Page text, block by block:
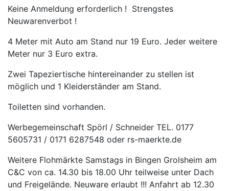
Keine Anmeldung erforderlich ! Strengstes
Neuwarenverbot !
4 Meter mit Auto am Stand nur 19 Euro. Jeder weitere
Meter nur 3 Euro extra.
Zwei Tapeziertische hintereinander zu stellen ist
möglich und 1 Kleiderständer am Stand.
Toiletten sind vorhanden.
Werbegemeinschaft Spörl / Schneider TEL. 0177
5605731 / 0171 6287548 oder rs-maerkte.de
Weitere Flohmärkte Samstags in Bingen Grolsheim am
C&C von ca. 14.30 bis 18.00 Uhr teilweise unter Dach
und Freigelände. Neuware erlaubt !!! Anfahrt ab 12.30